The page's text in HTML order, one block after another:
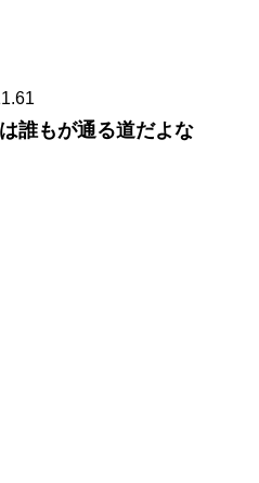
誰もが通る道だよな